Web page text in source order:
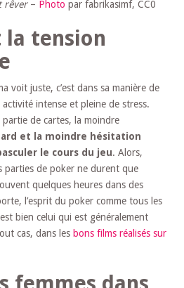
rêver– Photo par fabrikasimf, CC0
la tension
voit juste, c’est dans sa manière de
intense et pleine de stress.
partie de cartes, la moindre
et la moindre hésitation
le cours du jeu. Alors,
parties de poker ne durent que
quelques heures dans des
l’esprit du poker comme tous les
bien celui qui est généralement
cas, dans les bons films réalisés sur